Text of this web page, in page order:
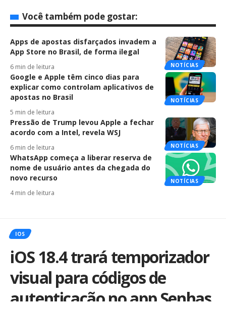
Você também pode gostar:
NOTÍCIAS
Apps de apostas disfarçados invadem a
App Store no Brasil, de forma ilegal
6 min de leitura
NOTÍCIAS
Google e Apple têm cinco dias para
explicar como controlam aplicativos de
apostas no Brasil
5 min de leitura
NOTÍCIAS
Pressão de Trump levou Apple a fechar
acordo com a Intel, revela WSJ
6 min de leitura
NOTÍCIAS
WhatsApp começa a liberar reserva de
nome de usuário antes da chegada do
novo recurso
4 min de leitura
IOS
iOS 18.4 trará temporizador
visual para códigos de
autenticação no app Senhas